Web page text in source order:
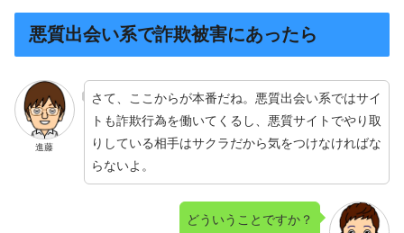
悪質出会い系で詐欺被害にあったら
進藤
さて、ここからが本番だね。悪質出会い系ではサイ
トも詐欺行為を働いてくるし、悪質サイトでやり取
りしている相手はサクラだから気をつけなければな
らないよ。
どういうことですか？